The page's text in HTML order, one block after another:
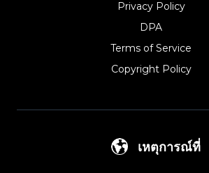
Privacy Policy
DPA
Terms of Service
Copyright Policy‎
เหตุการณ์ที่